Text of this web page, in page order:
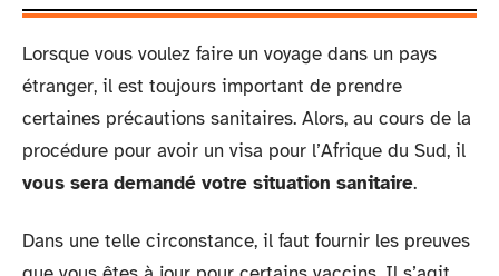
Lorsque vous voulez faire un voyage dans un pays
étranger, il est toujours important de prendre
certaines précautions sanitaires. Alors, au cours de la
procédure pour avoir un visa pour l’Afrique du Sud, il
vous sera demandé votre situation sanitaire.
Dans une telle circonstance, il faut fournir les preuves